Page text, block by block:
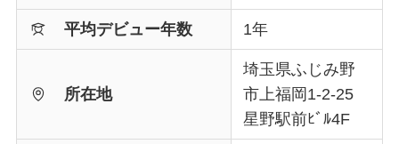
平均デビュー年数 1年
所在地
埼玉県ふじみ野
市上福岡1-2-25
星野駅前ﾋﾞﾙ4F